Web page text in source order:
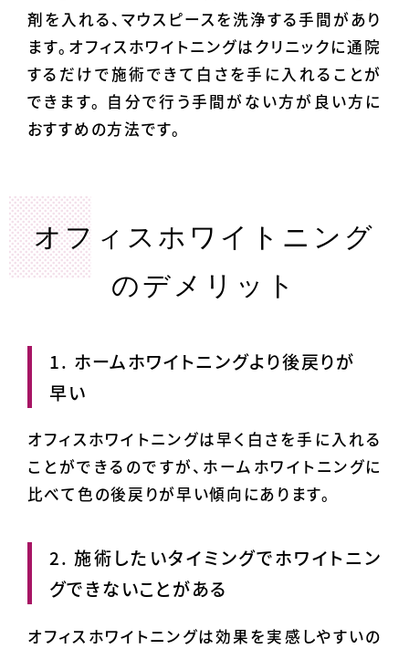
剤を入れる、マウスピースを洗浄する手間があり
ます。オフィスホワイトニングはクリニックに通院
するだけで施術できて白さを手に入れることが
できます。 自分で行う手間がない方が良い方に
おすすめの方法です。
オフィスホワイトニング
のデメリット
1. ホームホワイトニングより後戻りが
早い
オフィスホワイトニングは早く白さを手に入れる
ことができるのですが、ホームホワイトニングに
比べて色の後戻りが早い傾向にあります。
2. 施術したいタイミングでホワイトニン
グできないことがある
オフィスホワイトニングは効果を実感しやすいの